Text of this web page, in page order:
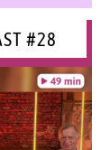
#28